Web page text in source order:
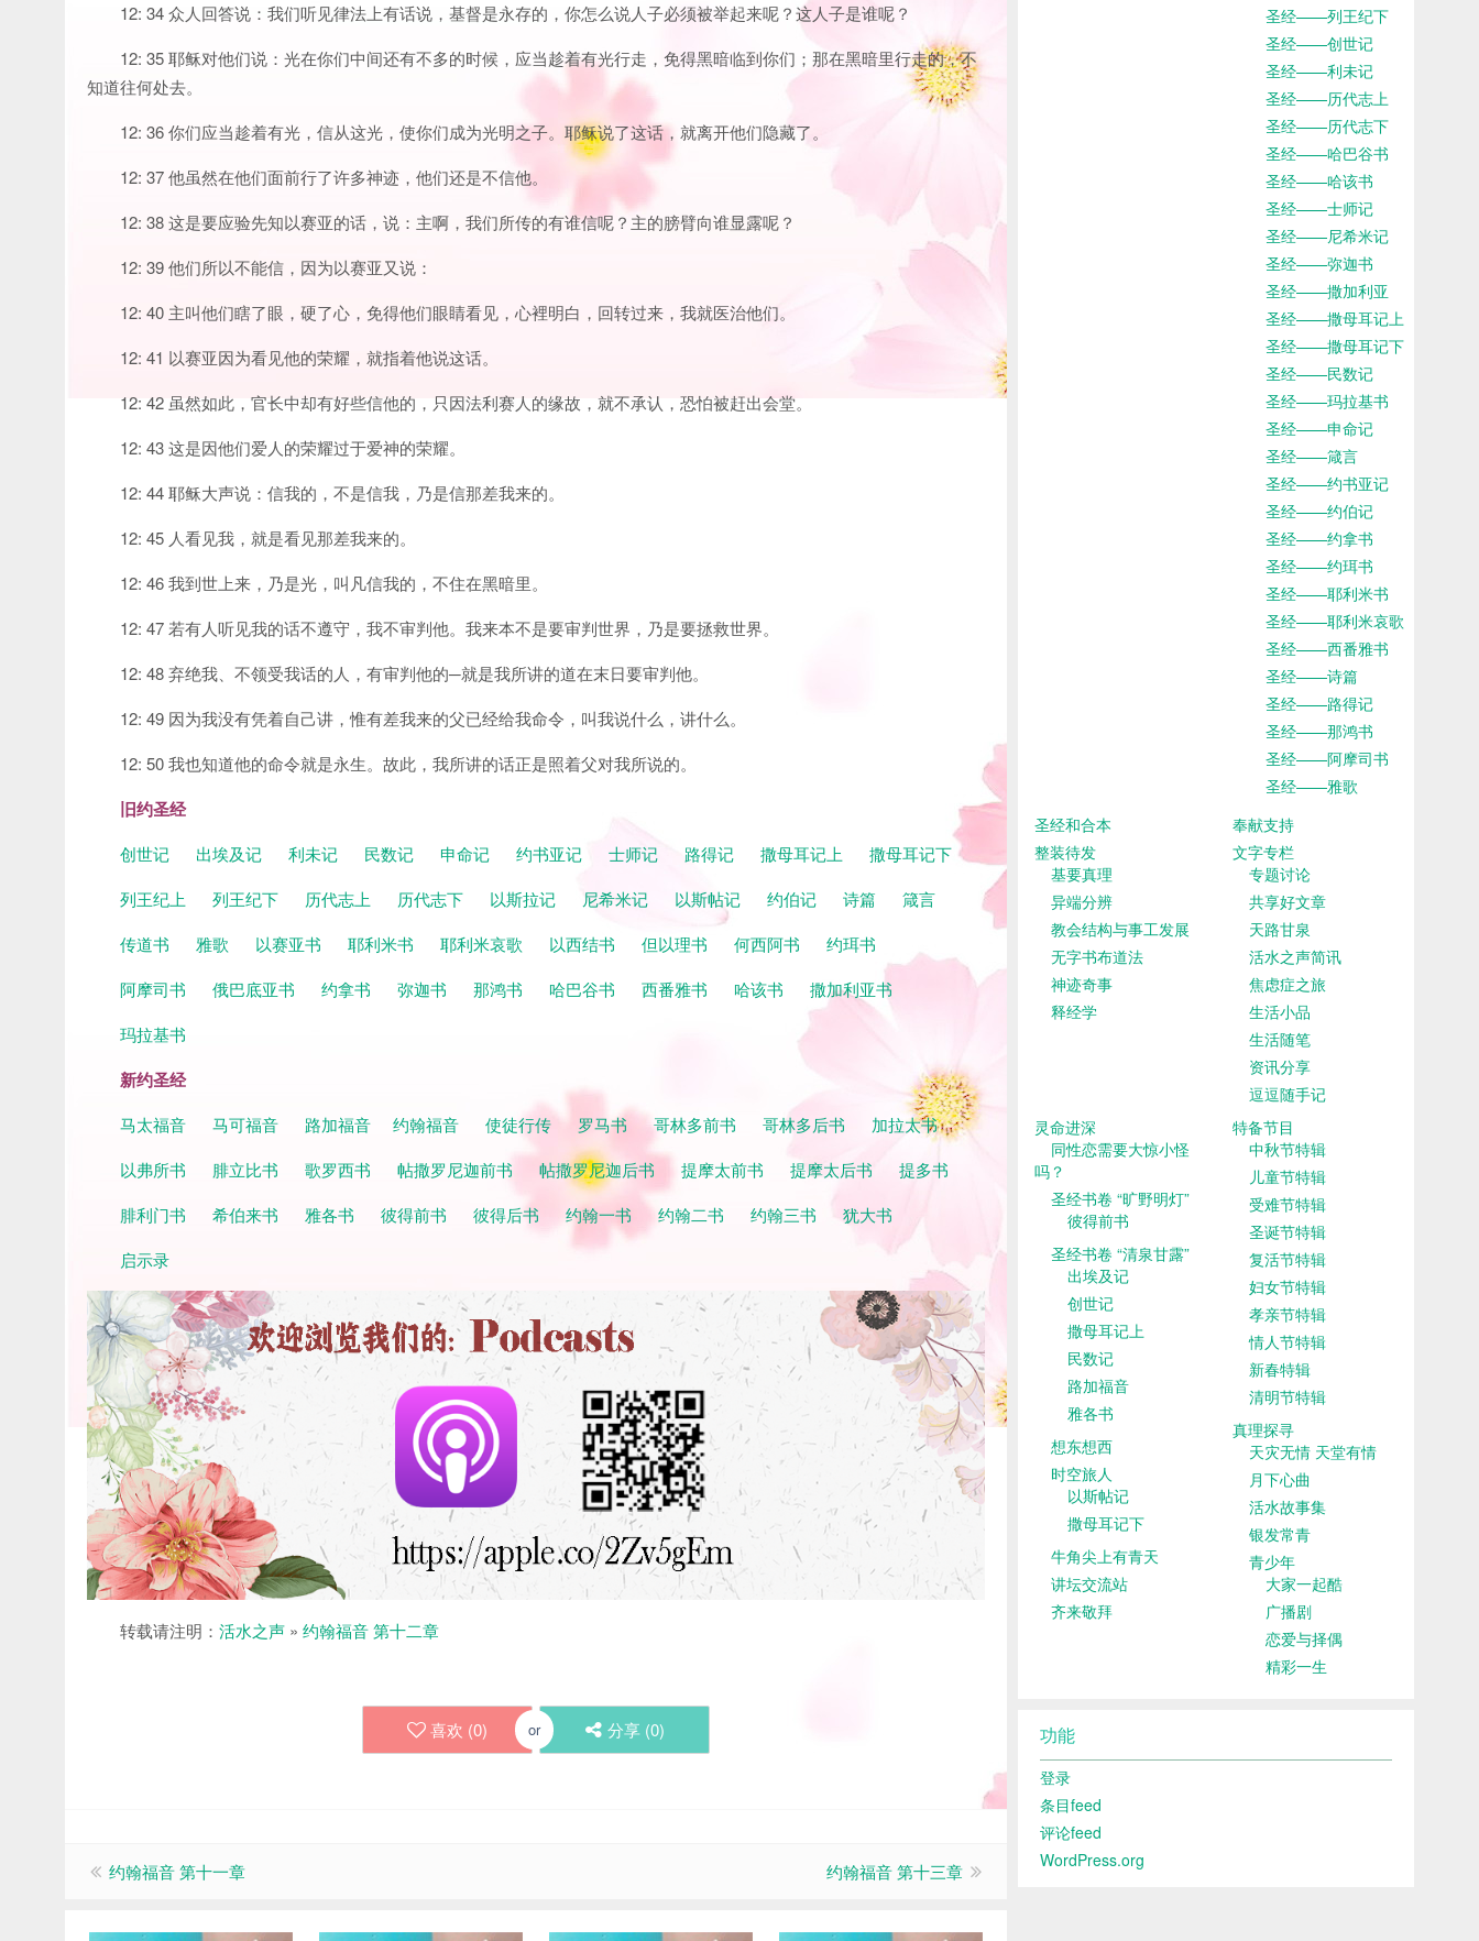
12: 34 众人回答说：我们听见律法上有话说，基督是永存的，你怎么说人子必须被举起来呢？这人子是谁呢？
12: 35 耶稣对他们说：光在你们中间还有不多的时候，应当趁着有光行走，免得黑暗临到你们；那在黑暗里行走的，不
知道往何处去。
12: 36 你们应当趁着有光，信从这光，使你们成为光明之子。耶稣说了这话，就离开他们隐藏了。
12: 37 他虽然在他们面前行了许多神迹，他们还是不信他。
12: 38 这是要应验先知以赛亚的话，说：主啊，我们所传的有谁信呢？主的膀臂向谁显露呢？
12: 39 他们所以不能信，因为以赛亚又说：
12: 40 主叫他们瞎了眼，硬了心，免得他们眼睛看见，心裡明白，回转过来，我就医治他们。
12: 41 以赛亚因为看见他的荣耀，就指着他说这话。
12: 42 虽然如此，官长中却有好些信他的，只因法利赛人的缘故，就不承认，恐怕被赶出会堂。
12: 43 这是因他们爱人的荣耀过于爱神的荣耀。
12: 44 耶稣大声说：信我的，不是信我，乃是信那差我来的。
12: 45 人看见我，就是看见那差我来的。
12: 46 我到世上来，乃是光，叫凡信我的，不住在黑暗里。
12: 47 若有人听见我的话不遵守，我不审判他。我来本不是要审判世界，乃是要拯救世界。
12: 48 弃绝我、不领受我话的人，有审判他的─就是我所讲的道在末日要审判他。
12: 49 因为我没有凭着自己讲，惟有差我来的父已经给我命令，叫我说什么，讲什么。
12: 50 我也知道他的命令就是永生。故此，我所讲的话正是照着父对我所说的。
旧约圣经
创世记 出埃及记 利未记 民数记 申命记 约书亚记 士师记 路得记 撒母耳记上
撒母耳记下
列王纪上
列王纪下 历代志上 历代志下 以斯拉记 尼希米记 以斯帖记 约伯记 诗篇
箴言
传道书
雅歌 以赛亚书 耶利米书 耶利米哀歌 以西结书 但以理书 何西阿书
约珥书
阿摩司书
俄巴底亚书 约拿书 弥迦书 那鸿书 哈巴谷书 西番雅书 哈该书
撒加利亚书
玛拉基书
新约圣经
马太福音 马可福音 路加福音 约翰福音 使徒行传 罗马书 哥林多前书 哥林多后书
加拉太书
以弗所书
腓立比书 歌罗西书 帖撒罗尼迦前书 帖撒罗尼迦后书 提摩太前书 提摩太后书
提多书
腓利门书
希伯来书 雅各书 彼得前书 彼得后书 约翰一书 约翰二书 约翰三书
犹大书
启示录
转载请注明： 活水之声 » 约翰福音 第十二章
喜欢 (0) or 分享 (0)
约翰福音 第十一章 约翰福音 第十三章
圣经——列王纪下
圣经——创世记
圣经——利未记
圣经——历代志上
圣经——历代志下
圣经——哈巴谷书
圣经——哈该书
圣经——士师记
圣经——尼希米记
圣经——弥迦书
圣经——撒加利亚
圣经——撒母耳记上
圣经——撒母耳记下
圣经——民数记
圣经——玛拉基书
圣经——申命记
圣经——箴言
圣经——约书亚记
圣经——约伯记
圣经——约拿书
圣经——约珥书
圣经——耶利米书
圣经——耶利米哀歌
圣经——西番雅书
圣经——诗篇
圣经——路得记
圣经——那鸿书
圣经——阿摩司书
圣经——雅歌
圣经和合本
奉献支持
整装待发
基要真理
异端分辨
教会结构与事工发展
无字书布道法
神迹奇事
释经学
文字专栏
专题讨论
共享好文章
天路甘泉
活水之声简讯
焦虑症之旅
生活小品
生活随笔
资讯分享
逗逗随手记
灵命进深
同性恋需要大惊小怪
吗？
圣经书卷 “旷野明灯”
彼得前书
圣经书卷 “清泉甘露”
出埃及记
创世记
撒母耳记上
民数记
路加福音
雅各书
想东想西
时空旅人
以斯帖记
撒母耳记下
牛角尖上有青天
讲坛交流站
齐来敬拜
特备节目
中秋节特辑
儿童节特辑
受难节特辑
圣诞节特辑
复活节特辑
妇女节特辑
孝亲节特辑
情人节特辑
新春特辑
清明节特辑
真理探寻
天灾无情 天堂有情
月下心曲
活水故事集
银发常青
青少年
大家一起酷
广播剧
恋爱与择偶
精彩一生
功能
登录
条目feed
评论feed
WordPress.org